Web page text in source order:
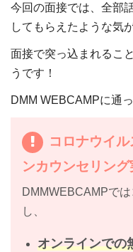
今回の面接では、全部
してもらえたような気
面接で突っ込まれるこ
うです！
DMM WEBCAMPに通
コロナウイ
ンカウンセリング
DMMWEBCAMPで
し、
オンラインでの